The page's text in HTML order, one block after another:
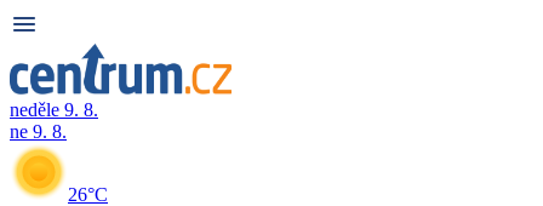
neděle 9. 8.
ne 9. 8.
26°C